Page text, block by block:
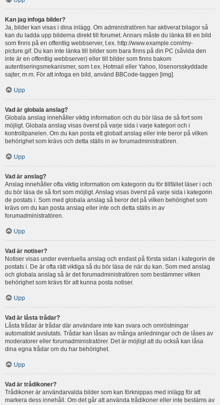
Kan jag infoga bilder?
Ja, bilder kan visas i dina inlägg. Om administratören har aktiverat bilagor så
kan du ladda upp bilderna direkt till forumet. Annars måste du länka till en bild
som finns på en offentlig webbserver, t.ex. http://www.example.com/my-
picture.gif. Du kan inte länka till bilder som bara finns på din PC (såvida den
inte är en offentlig webbserver) eller till bilder som finns bakom
autentiseringsmekanismer, som t.ex. Hotmail eller Yahoo, lösenorsskyddade
sajter, m.m. För att infoga en bild, använd BBCode-taggen [img].
Upp
Vad är globala anslag?
Globala anslag innehåller viktig information och du bör läsa de så fort som
möjligt. Globala anslag visas överst på varje sida i varje kategori och i
kontrollpanelen. Om du kan posta ett globalt anslag eller inte beror på vilken
behörighet som krävs och detta ställs in av forumadministratören.
Upp
Vad är anslag?
Anslag innehåller ofta viktig information om kategorin du för tillfället läser i och
du bör läsa de så fort som möjligt. Anslag visas överst på varje sida i kategorin
de postats i. Som med globala anslag så beror det på vilken behörighet som
krävs om du kan posta anslag eller inte och detta ställs in av
forumadministratören.
Upp
Vad är notiser?
Notiser visas under eventuella anslag och endast på första sidan i kategorin de
postats i. De är ofta rätt viktiga så du bör läsa de när du kan. Som med anslag
och globala anslag så är det forumadministratören som bestämmer vilken
behörighet som krävs för att kunna posta notiser.
Upp
Vad är låsta trådar?
Låsta trådar är trådar där användare inte kan svara och omröstningar
automatiskt avslutats. Trådar kan låsas av många anledningar och de låses av
moderatorer eller forumadministratörer. Det är möjligt att du också kan låsa
dina egna trådar om du har behörighet.
Upp
Vad är trådikoner?
Trådikoner är användarvalda bilder som kan förknippas med inlägg för att
markera dess innehåll. Om det går att använda trådikoner eller inte bestäms av